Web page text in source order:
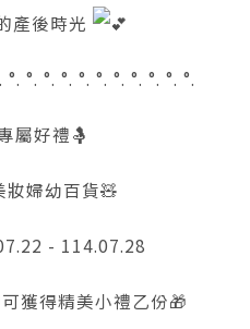
產後時光
°. °. °. °. °. °. °. °. °. °.
屬好禮🤱
妝婦幼百貨🧸
- 114.07.28
獲得精美小禮乙份🎁